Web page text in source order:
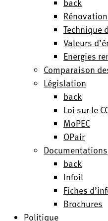
Technique
Valeurs
Energies
Comparaison
Législation
back
Loi sur le
MoPEC
OPair
Documentations
back
Infoil
Fiches
Brochures
Politique